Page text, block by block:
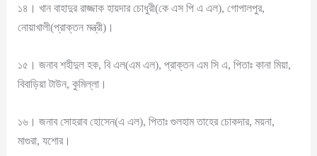
১৪। খান বাহাদুর রাজ্জাক হায়দার চোধুরী(কে এস পি এ এল), গোপালপুর,
নোয়াখালী(প্রাক্তন মন্ত্রী)।
১৫। জনাব শহীদুল হক, বি এল(এম এল), প্রাক্তন এম সি এ, পিতাঃ কানা মিয়া,
বিবাড়িয়া টাউন, কুমিল্লা।
১৬। জনাব সোহরাব হোসেন(এ এল), পিতাঃ গুলহাম তাহের চোকদার, ময়না,
মাগুরা, যশোর।